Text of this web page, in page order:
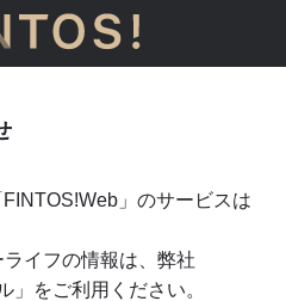
」のサービスは
イフの情報は、弊社
」をご利用ください。